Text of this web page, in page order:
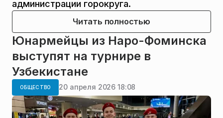
администрации горокруга.
Читать полностью
Юнармейцы из Наро-Фоминска
выступят на турнире в
Узбекистане
ОБЩЕСТВО 20 апреля 2026 18:08